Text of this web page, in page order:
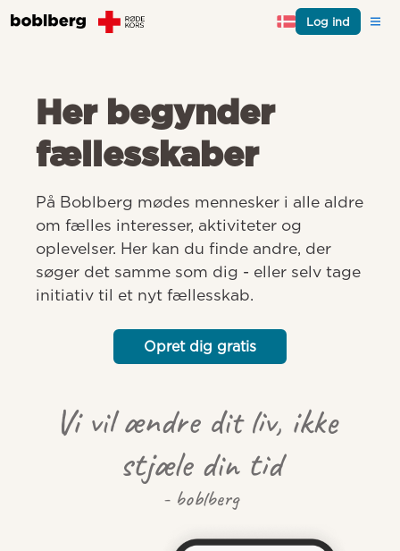
Log ind
Her begynder
fællesskaber
På Boblberg mødes mennesker i alle aldre
om fælles interesser, aktiviteter og
oplevelser. Her kan du finde andre, der
søger det samme som dig - eller selv tage
initiativ til et nyt fællesskab.
Opret dig gratis
Vi vil ændre dit liv, ikke
stjæle din tid
- boblberg